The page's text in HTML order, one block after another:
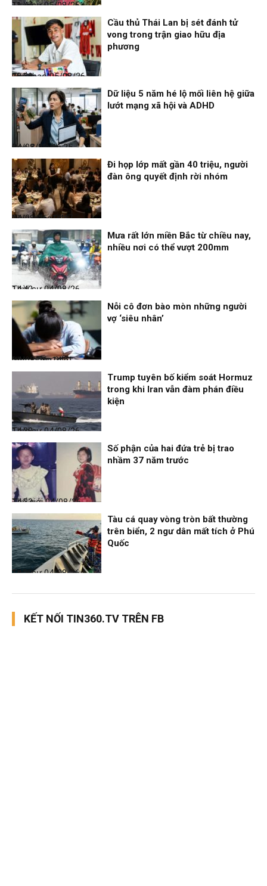
Thời sự
05/08/26, 11:44
Thể thao
05/08/26, 08:39
Cầu thủ Thái Lan bị sét đánh tử
vong trong trận giao hữu địa
phương
Đọc & Ngẫm
04/08/26, 16:25
Dữ liệu 5 năm hé lộ mối liên hệ giữa
lướt mạng xã hội và ADHD
Nhịp sống 24h
04/08/26, 14:47
Đi họp lớp mất gần 40 triệu, người
đàn ông quyết định rời nhóm
Thời sự
04/08/26, 14:42
Mưa rất lớn miền Bắc từ chiều nay,
nhiều nơi có thể vượt 200mm
Nhịp sống 24h
04/08/26, 14:41
Nỗi cô đơn bào mòn những người
vợ ‘siêu nhân’
Thời sự
04/08/26, 14:38
Trump tuyên bố kiểm soát Hormuz
trong khi Iran vẫn đàm phán điều
kiện
Thế giới
04/08/26, 14:32
Số phận của hai đứa trẻ bị trao
nhầm 37 năm trước
Thời sự
04/08/26, 14:28
Tàu cá quay vòng tròn bất thường
trên biển, 2 ngư dân mất tích ở Phú
Quốc
KẾT NỐI TIN360.TV TRÊN FB